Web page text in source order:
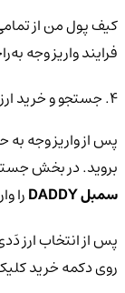
کیف پول من از
فرایند واریز وجه
4. جستجو و خرید ارز دیجیتال دَدی تیت (DADDY) 🏆
پس از واریز وجه
بروید. در بخش
سمبل DADDY
را
روی دکمه خرید